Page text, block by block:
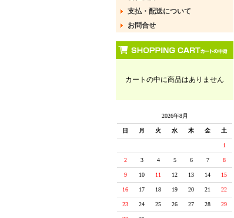
支払・配送について
お問合せ
カートの中に商品はありません
2026年8月
日 月 火 水 木 金 土
1
2 3 4 5 6 7 8
9 10 11 12 13 14 15
16 17 18 19 20 21 22
23 24 25 26 27 28 29